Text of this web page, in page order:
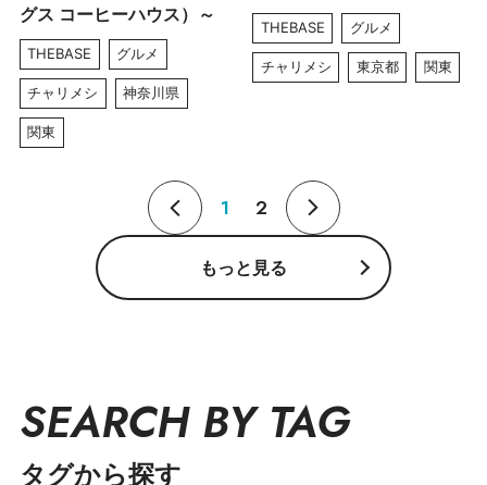
グス コーヒーハウス）～
THEBASE グルメ
チャリメシ 神奈川県
関東
THEBASE グルメ
チャリメシ 東京都 関東
1 2
もっと見る
SEARCH BY TAG
タグから探す